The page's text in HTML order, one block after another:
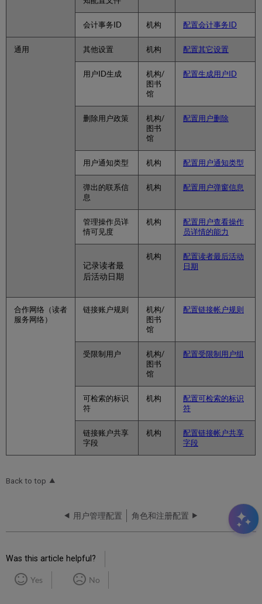
会计事务ID 机构 配置会计事务ID
通用 其他设置 机构 配置其它设置
用户ID生成
机构/
图书
馆
配置生成用户ID
删除用户政策
机构/
图书
馆
配置用户删除
用户通知类型 机构 配置用户通知类型
弹出的联系信
息
机构 配置用户弹窗信息
管理操作员详
情可见度
机构
配置用户查看操作
员详情的能力
记录读者最
后活动日期
机构
配置读者最后活动
日期
合作网络（读者
服务网络）
链接账户规则
机构/
图书
馆
配置链接帐户规则
受限制用户
机构/
图书
馆
配置受限制用户组
可检索的标识
符
机构
配置可检索的标识
符
链接账户共享
字段
机构
配置链接帐户共享
字段
Back to top
用户管理配置 角色和注册配置
Was this article helpful?
Yes No